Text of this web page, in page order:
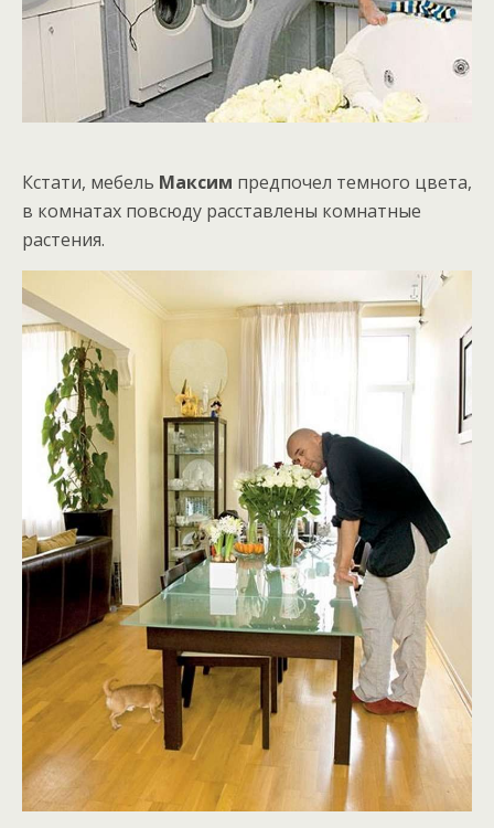
Кстати, мебель Максим предпочел темного цвета,
в комнатах повсюду расставлены комнатные
растения.